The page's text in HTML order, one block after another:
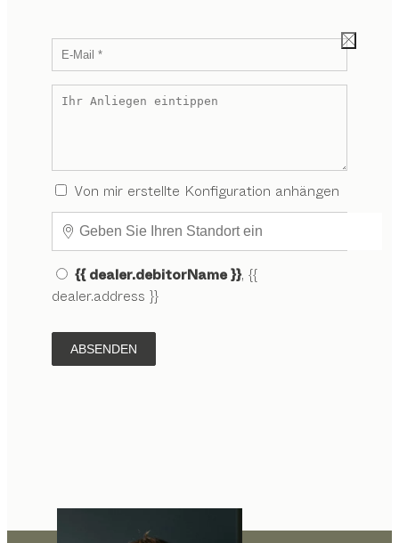
Von mir erstellte Konfiguration anhängen
{{ dealer.debitorName }}, {{
dealer.address }}
ABSENDEN